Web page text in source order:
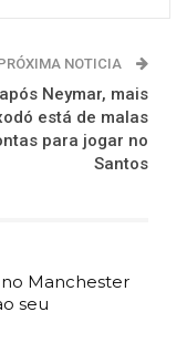
NOTICIA
Neymar, mais
está de malas
para jogar no
Santos
Manchester
seu